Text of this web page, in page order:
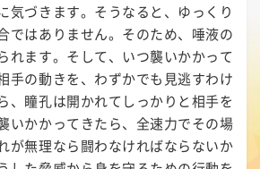
気づきます。そうなると、ゆっくり
ではありません。そのため、唾液の
れます。そして、いつ襲いかかって
手の動きを、わずかでも見逃すわけ
、瞳孔は開かれてしっかりと相手を
いかかってきたら、全速力でその場
が無理なら闘わなければならないか